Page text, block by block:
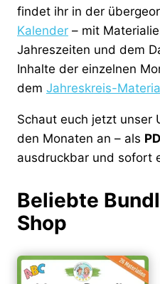
findet ihr in der
Kalender – mit
Jahreszeiten und dem
Inhalte der einzelnen
dem Jahreskreis-
Schaut euch jetzt unser
den Monaten an – als
ausdruckbar und sofort
Beliebte
Shop